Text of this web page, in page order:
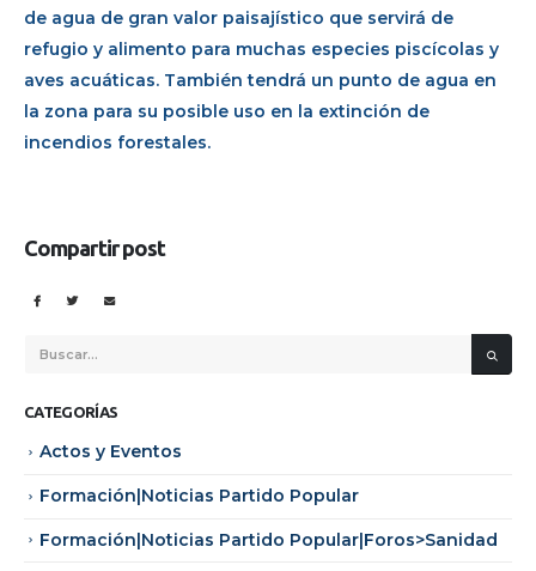
de agua de gran valor paisajístico que servirá de
refugio y alimento para muchas especies piscícolas y
aves acuáticas. También tendrá un punto de agua en
la zona para su posible uso en la extinción de
incendios forestales.
Compartir post
CATEGORÍAS
Actos y Eventos
Formación|Noticias Partido Popular
Formación|Noticias Partido Popular|Foros>Sanidad